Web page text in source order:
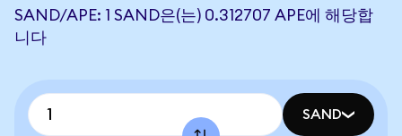
SAND/APE: 1 SAND은(는) 0.312707 APE에 해당합
니다
SAND